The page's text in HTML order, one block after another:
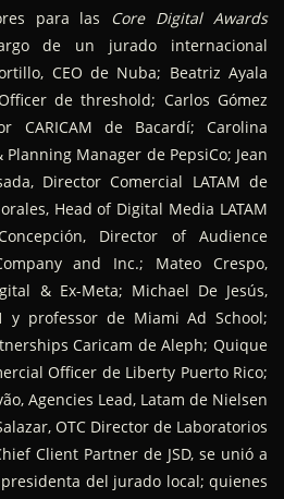
para las Core Digital Awards
de un jurado internacional
CEO de Nuba; Beatriz Ayala
de threshold; Carlos Gómez
CARICAM de Bacardí; Carolina
Manager de PepsiCo; Jean
Director Comercial LATAM de
Head of Digital Media LATAM
Director of Audience
and Inc.; Mateo Crespo,
& Ex-Meta; Michael De Jesús,
y professor de Miami Ad School;
Caricam de Aleph; Quique
Officer de Liberty Puerto Rico;
Agencies Lead, Latam de Nielsen
OTC Director de Laboratorios
Client Partner de JSD, se unió a
del jurado local; quienes